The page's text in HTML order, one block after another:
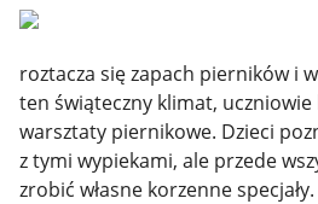
roztacza się zapach pierników i
ten świąteczny klimat,
warsztaty piernikowe. Dzieci
z tymi wypiekami, ale przede
zrobić własne korzenne specjały.